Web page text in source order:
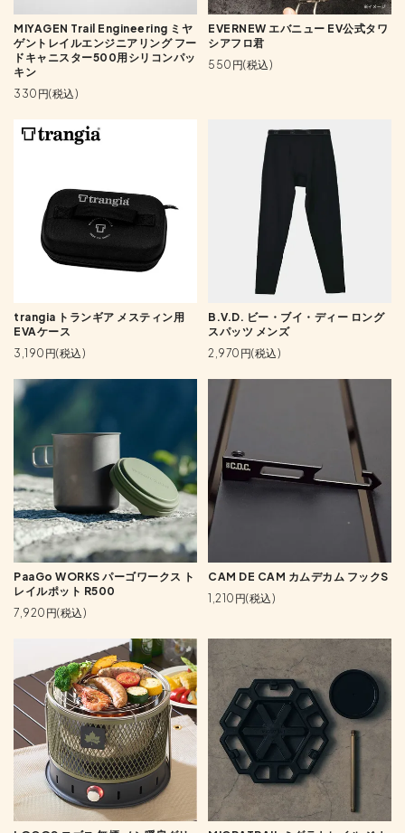
MIYAGEN Trail Engineering ミヤ
ゲントレイルエンジニアリング フー
ドキャニスター500用シリコンパッ
キン
330円(税込)
EVERNEW エバニュー EV公式タワ
シアフロ君
550円(税込)
trangia トランギア メスティン用
EVAケース
3,190円(税込)
B.V.D. ビー・ブイ・ディー ロング
スパッツ メンズ
2,970円(税込)
PaaGo WORKS パーゴワークス ト
レイルポット R500
7,920円(税込)
CAM DE CAM カムデカム フックS
1,210円(税込)